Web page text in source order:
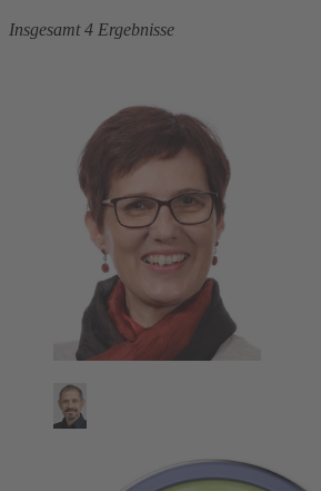
Insgesamt 4 Ergebnisse